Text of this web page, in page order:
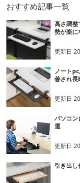
おすすめ記事一覧
高さ調
勢が楽に
更新日
ノート
善され長
更新日
パソコ
選
更新日
引き出